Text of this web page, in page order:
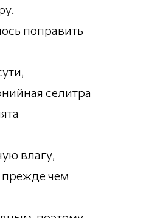
поправить
селитра
влагу,
чем